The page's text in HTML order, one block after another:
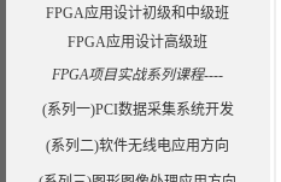
FPGA应用设计初级和中级班
FPGA应用设计高级班
FPGA项目实战系列课程----
(系列一)PCI数据采集系统开发
(系列二)软件无线电应用方向